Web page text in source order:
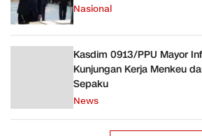
Nasional
Kasdim 0913/PPU Mayor
Kunjungan Kerja Menkeu
Sepaku
News